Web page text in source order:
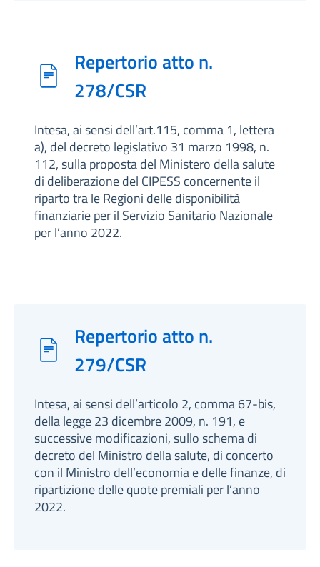
Repertorio atto n.
278/CSR
Intesa, ai sensi dell’art.115, comma 1, lettera
a), del decreto legislativo 31 marzo 1998, n.
112, sulla proposta del Ministero della salute
di deliberazione del CIPESS concernente il
riparto tra le Regioni delle disponibilità
finanziarie per il Servizio Sanitario Nazionale
per l’anno 2022.
Repertorio atto n.
279/CSR
Intesa, ai sensi dell’articolo 2, comma 67-bis,
della legge 23 dicembre 2009, n. 191, e
successive modificazioni, sullo schema di
decreto del Ministro della salute, di concerto
con il Ministro dell’economia e delle finanze, di
ripartizione delle quote premiali per l’anno
2022.